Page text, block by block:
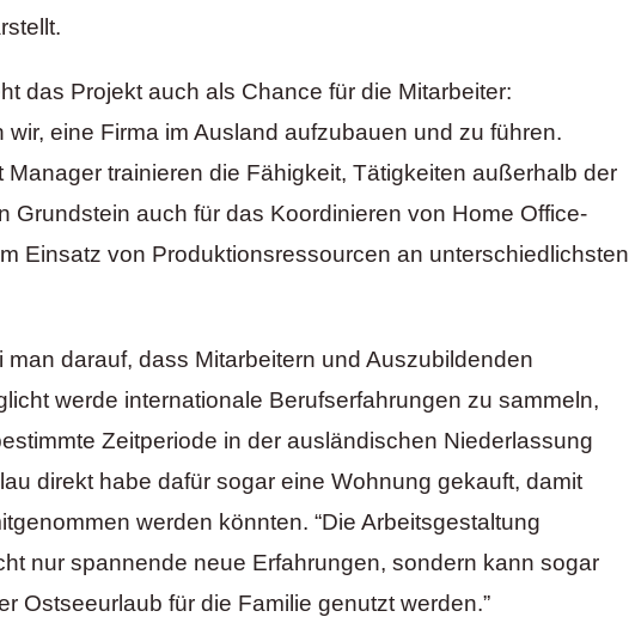
das Projekt auch als Chance für die Mitarbeiter:
wir, eine Firma im Ausland aufzubauen und zu führen.
Manager trainieren die Fähigkeit, Tätigkeiten außerhalb der
Grundstein auch für das Koordinieren von Home Office-
Einsatz von Produktionsressourcen an unterschiedlichsten
man darauf, dass Mitarbeitern und Auszubildenden
werde internationale Berufserfahrungen zu sammeln,
Zeitperiode in der ausländischen Niederlassung
direkt habe dafür sogar eine Wohnung gekauft, damit
werden könnten. “Die Arbeitsgestaltung
nur spannende neue Erfahrungen, sondern kann sogar
Ostseeurlaub für die Familie genutzt werden.”